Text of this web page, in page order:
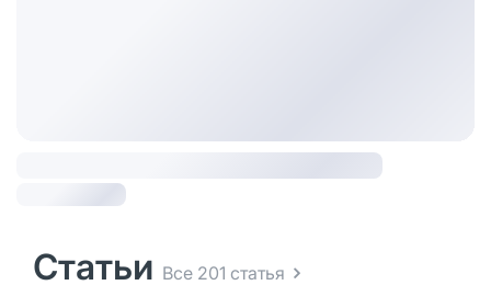
Статьи Все 201 статья